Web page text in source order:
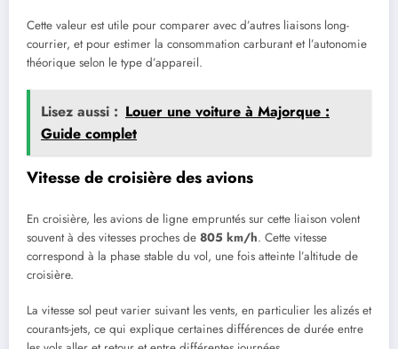
Cette valeur est utile pour comparer avec d’autres liaisons long-
courrier, et pour estimer la consommation carburant et l’autonomie
théorique selon le type d’appareil.
Lisez aussi : Louer une voiture à Majorque :
Guide complet
Vitesse de croisière des avions
En croisière, les avions de ligne empruntés sur cette liaison volent
souvent à des vitesses proches de 805 km/h. Cette vitesse
correspond à la phase stable du vol, une fois atteinte l’altitude de
croisière.
La vitesse sol peut varier suivant les vents, en particulier les alizés et
courants-jets, ce qui explique certaines différences de durée entre